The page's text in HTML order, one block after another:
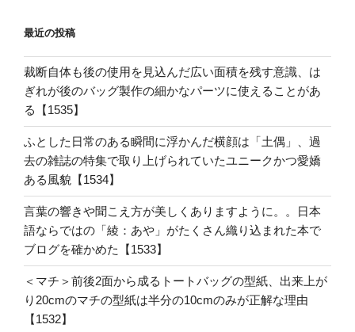
最近の投稿
裁断自体も後の使用を見込んだ広い面積を残す意識、は
ぎれが後のバッグ製作の細かなパーツに使えることがあ
る【1535】
ふとした日常のある瞬間に浮かんだ横顔は「土偶」、過
去の雑誌の特集で取り上げられていたユニークかつ愛嬌
ある風貌【1534】
言葉の響きや聞こえ方が美しくありますように。。日本
語ならではの「綾：あや」がたくさん織り込まれた本で
ブログを確かめた【1533】
＜マチ＞前後2面から成るトートバッグの型紙、出来上が
り20cmのマチの型紙は半分の10cmのみが正解な理由
【1532】